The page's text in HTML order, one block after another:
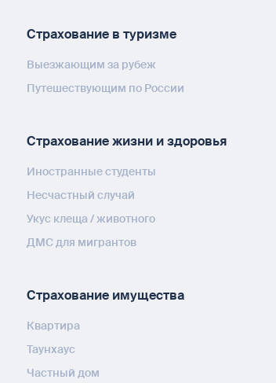
Страхование в туризме
Выезжающим за рубеж
Путешествующим по России
Страхование жизни и здоровья
Иностранные студенты
Несчастный случай
Укус клеща / животного
ДМС для мигрантов
Страхование имущества
Квартира
Таунхаус
Частный дом